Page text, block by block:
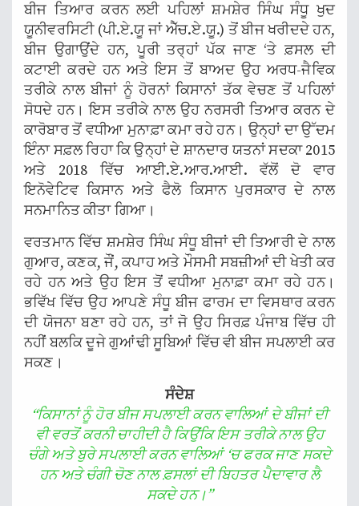
ਬੀਜ ਤਿਆਰ ਕਰਨ ਲਈ ਪਹਿਲਾਂ ਸ਼ਮਸ਼ੇਰ ਸਿੰਘ ਸੰਧੂ ਖੁਦ
ਯੂਨੀਵਰਸਿਟੀ (ਪੀ.ਏ.ਯੂ ਜਾਂ ਐੱਚ.ਏ.ਯੂ.) ਤੋਂ ਬੀਜ ਖਰੀਦਦੇ ਹਨ,
ਬੀਜ ਉਗਾਉਂਦੇ ਹਨ, ਪੂਰੀ ਤਰ੍ਹਾਂ ਪੱਕ ਜਾਣ ‘ਤੇ ਫ਼ਸਲ ਦੀ
ਕਟਾਈ ਕਰਦੇ ਹਨ ਅਤੇ ਇਸ ਤੋਂ ਬਾਅਦ ਉਹ ਅਰਧ-ਜੈਵਿਕ
ਤਰੀਕੇ ਨਾਲ ਬੀਜਾਂ ਨੂੰ ਹੋਰਨਾਂ ਕਿਸਾਨਾਂ ਤੱਕ ਵੇਚਣ ਤੋਂ ਪਹਿਲਾਂ
ਸੋਧਦੇ ਹਨ। ਇਸ ਤਰੀਕੇ ਨਾਲ ਉਹ ਨਰਸਰੀ ਤਿਆਰ ਕਰਨ ਦੇ
ਕਾਰੋਬਾਰ ਤੋਂ ਵਧੀਆ ਮੁਨਾਫ਼ਾ ਕਮਾ ਰਹੇ ਹਨ। ਉਨ੍ਹਾਂ ਦਾ ਉੱਦਮ
ਇੰਨਾ ਸਫ਼ਲ ਰਿਹਾ ਕਿ ਉਨ੍ਹਾਂ ਦੇ ਸ਼ਾਨਦਾਰ ਯਤਨਾਂ ਸਦਕਾ 2015
ਅਤੇ 2018 ਵਿੱਚ ਆਈ.ਏ.ਆਰ.ਆਈ. ਵੱਲੋਂ ਦੋ ਵਾਰ
ਇਨੋਵੇਟਿਵ ਕਿਸਾਨ ਅਤੇ ਫੈਲੋ ਕਿਸਾਨ ਪੁਰਸਕਾਰ ਦੇ ਨਾਲ
ਸਨਮਾਨਿਤ ਕੀਤਾ ਗਿਆ।
ਵਰਤਮਾਨ ਵਿੱਚ ਸ਼ਮਸ਼ੇਰ ਸਿੰਘ ਸੰਧੂ ਬੀਜਾਂ ਦੀ ਤਿਆਰੀ ਦੇ ਨਾਲ
ਗੁਆਰ, ਕਣਕ, ਜੌਂ, ਕਪਾਹ ਅਤੇ ਮੌਸਮੀ ਸਬਜ਼ੀਆਂ ਦੀ ਖੇਤੀ ਕਰ
ਰਹੇ ਹਨ ਅਤੇ ਉਹ ਇਸ ਤੋਂ ਵਧੀਆ ਮੁਨਾਫ਼ਾ ਕਮਾ ਰਹੇ ਹਨ।
ਭਵਿੱਖ ਵਿੱਚ ਉਹ ਆਪਣੇ ਸੰਧੂ ਬੀਜ ਫਾਰਮ ਦਾ ਵਿਸਥਾਰ ਕਰਨ
ਦੀ ਯੋਜਨਾ ਬਣਾ ਰਹੇ ਹਨ, ਤਾਂ ਜੋ ਉਹ ਸਿਰਫ਼ ਪੰਜਾਬ ਵਿੱਚ ਹੀ
ਨਹੀਂ ਬਲਕਿ ਦੂਜੇ ਗੁਆਂਢੀ ਸੂਬਿਆਂ ਵਿੱਚ ਵੀ ਬੀਜ ਸਪਲਾਈ ਕਰ
ਸਕਣ।
ਸੰਦੇਸ਼
“ਕਿਸਾਨਾਂ ਨੂੰ ਹੋਰ ਬੀਜ ਸਪਲਾਈ ਕਰਨ ਵਾਲਿਆਂ ਦੇ ਬੀਜਾਂ ਦੀ
ਵੀ ਵਰਤੋਂ ਕਰਨੀ ਚਾਹੀਦੀ ਹੈ ਕਿਉਂਕਿ ਇਸ ਤਰੀਕੇ ਨਾਲ ਉਹ
ਚੰਗੇ ਅਤੇ ਬੁਰੇ ਸਪਲਾਈ ਕਰਨ ਵਾਲਿਆਂ ‘ਚ ਫਰਕ ਜਾਣ ਸਕਦੇ
ਹਨ ਅਤੇ ਚੰਗੀ ਚੋਣ ਨਾਲ ਫ਼ਸਲਾਂ ਦੀ ਬਿਹਤਰ ਪੈਦਾਵਾਰ ਲੈ
ਸਕਦੇ ਹਨ।”